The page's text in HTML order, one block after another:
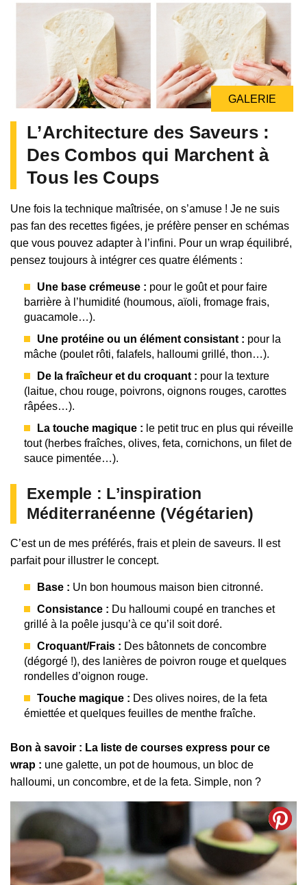
GALERIE
L’Architecture des Saveurs :
Des Combos qui Marchent à
Tous les Coups
Une fois la technique maîtrisée, on s’amuse ! Je ne suis
pas fan des recettes figées, je préfère penser en schémas
que vous pouvez adapter à l’infini. Pour un wrap équilibré,
pensez toujours à intégrer ces quatre éléments :
Une base crémeuse : pour le goût et pour faire
barrière à l’humidité (houmous, aïoli, fromage frais,
guacamole…).
Une protéine ou un élément consistant : pour la
mâche (poulet rôti, falafels, halloumi grillé, thon…).
De la fraîcheur et du croquant : pour la texture
(laitue, chou rouge, poivrons, oignons rouges, carottes
râpées…).
La touche magique : le petit truc en plus qui réveille
tout (herbes fraîches, olives, feta, cornichons, un filet de
sauce pimentée…).
Exemple : L’inspiration
Méditerranéenne (Végétarien)
C’est un de mes préférés, frais et plein de saveurs. Il est
parfait pour illustrer le concept.
Base : Un bon houmous maison bien citronné.
Consistance : Du halloumi coupé en tranches et
grillé à la poêle jusqu’à ce qu’il soit doré.
Croquant/Frais : Des bâtonnets de concombre
(dégorgé !), des lanières de poivron rouge et quelques
rondelles d’oignon rouge.
Touche magique : Des olives noires, de la feta
émiettée et quelques feuilles de menthe fraîche.
Bon à savoir : La liste de courses express pour ce
wrap : une galette, un pot de houmous, un bloc de
halloumi, un concombre, et de la feta. Simple, non ?